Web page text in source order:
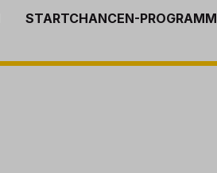
STARTCHANCEN-PROGRAMM